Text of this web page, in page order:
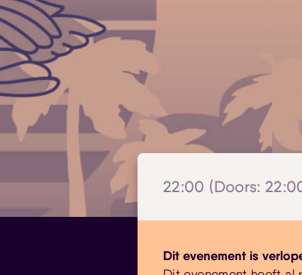
22:00 (Doors:
Dit evenement is